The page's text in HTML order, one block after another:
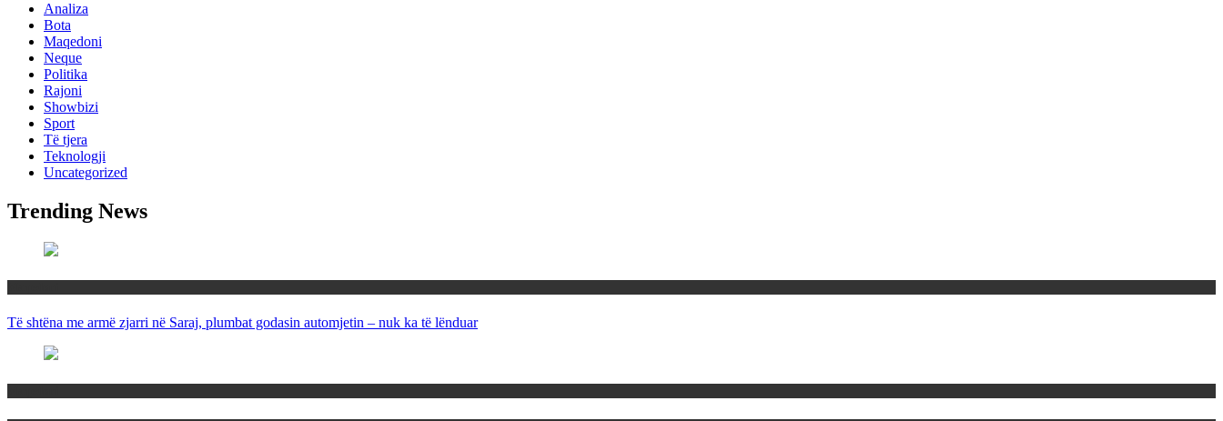
Analiza
Bota
Maqedoni
Neque
Politika
Rajoni
Showbizi
Sport
Të tjera
Teknologji
Uncategorized
Trending News
Të shtëna me armë zjarri në Saraj, plumbat godasin automjetin – nuk ka të lënduar